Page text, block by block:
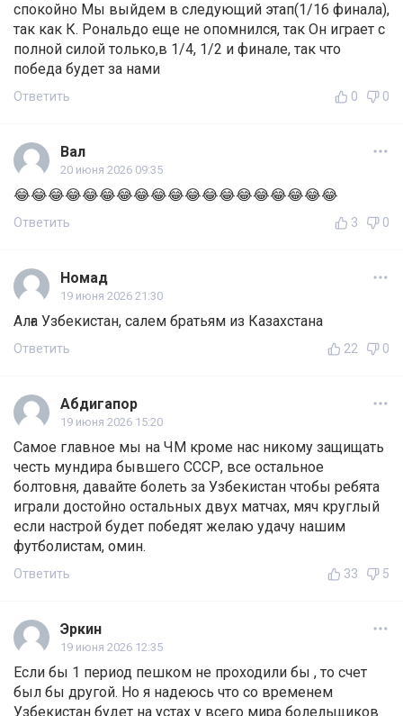
спокойно Мы выйдем в следующий этап(1/16 финала),
так как К. Рональдо еще не опомнился, так Он играет с
полной силой только,в 1/4, 1/2 и финале, так что
победа будет за нами
Ответить 0 0
Вал
20 июня 2026 09:35
😂😂😂😂😂😂😂😂😂😂😂😂😂😂😂😂😂😂😂
Ответить 3 0
Номад
19 июня 2026 21:30
Алға Узбекистан, салем братьям из Казахстана
Ответить 22 0
Абдигапор
19 июня 2026 15:20
Самое главное мы на ЧМ кроме нас никому защищать
честь мундира бывшего СССР, все остальное
болтовня, давайте болеть за Узбекистан чтобы ребята
играли достойно остальных двух матчах, мяч круглый
если настрой будет победят желаю удачу нашим
футболистам, омин.
Ответить 33 5
Эркин
19 июня 2026 12:35
Если бы 1 период пешком не проходили бы , то счет
был бы другой. Но я надеюсь что со временем
Узбекистан будет на устах у всего мира болельщиков